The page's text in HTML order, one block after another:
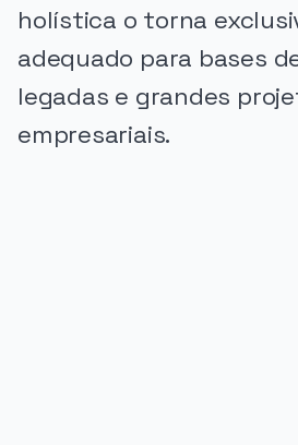
holística o torna
adequado para bases
legadas e grandes
empresariais.